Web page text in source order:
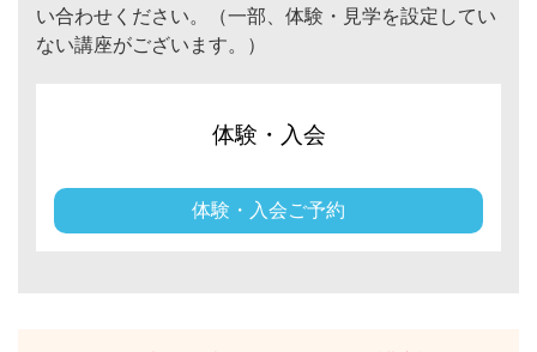
い合わせください。（一部、体験・見学を設定してい
ない講座がございます。）
体験・入会
体験・入会ご予約